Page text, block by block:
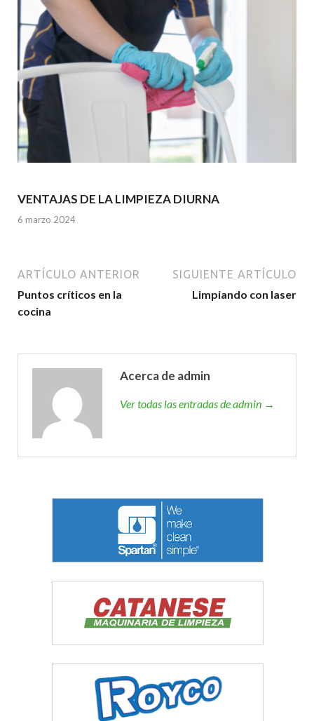
VENTAJAS DE LA LIMPIEZA DIURNA
6 marzo 2024
ARTÍCULO ANTERIOR
Puntos críticos en la
cocina
SIGUIENTE ARTÍCULO
Limpiando con laser
Acerca de admin
Ver todas las entradas de admin →